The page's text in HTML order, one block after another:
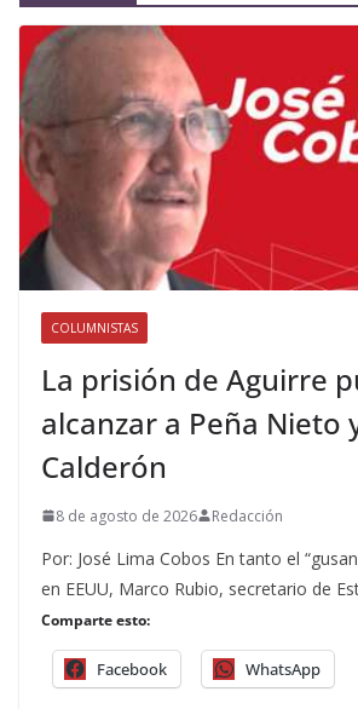
COLUMNISTAS
La prisión de Aguirre
alcanzar a Peña Nieto
Calderón
8 de agosto de 2026 Redacción
Por: José Lima Cobos En tanto el
en EEUU, Marco Rubio, secretario de
Comparte esto:
Facebook WhatsApp